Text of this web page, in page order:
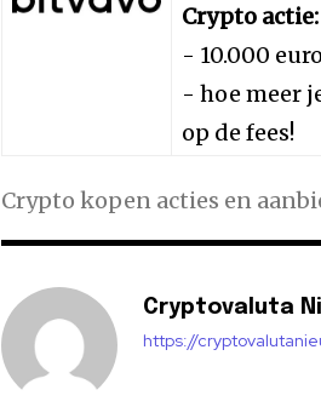
Crypto actie:
- 10.000
- hoe meer
op de fees!
Crypto kopen acties en
Cryptovaluta
https://